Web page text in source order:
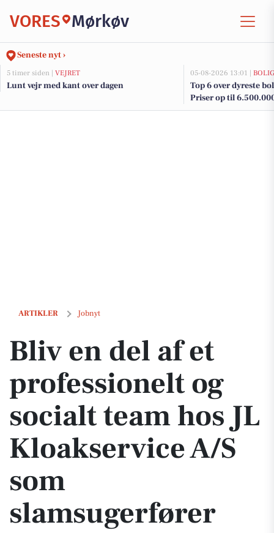
VORES Mørkøv
Seneste nyt ›
5 timer siden | VEJRET
Lunt vejr med kant over dagen
05-08-2026 13:01 |
Top 6 over dyreste
Priser op til
ARTIKLER Jobnyt
Bliv en del af et professionelt og socialt team hos JL Kloakservice A/
Bliv en del af et
professionelt og
socialt team hos JL
Kloakservice A/S
som
slamsugerfører